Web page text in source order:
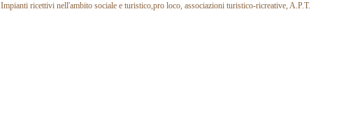
Impianti ricettivi nell'ambito sociale e turistico,pro loco, associazioni turistico-ricreative, A.P.T.